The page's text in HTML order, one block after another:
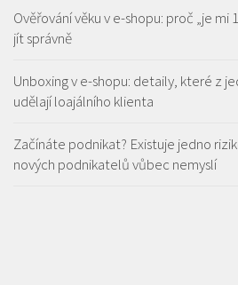
Ověřování věku v e-shopu: proč „je mi
jít správně
Unboxing v e-shopu: detaily, které z
udělají loajálního klienta
Začínáte podnikat? Existuje jedno
nových podnikatelů vůbec nemyslí